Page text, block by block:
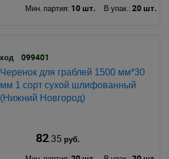
Мин. партия: 10 шт. В упак.: 20 шт.
код 099401
Черенок для граблей 1500 мм*30
мм 1 сорт сухой шлифованный
(Нижний Новгород)
82.35руб.